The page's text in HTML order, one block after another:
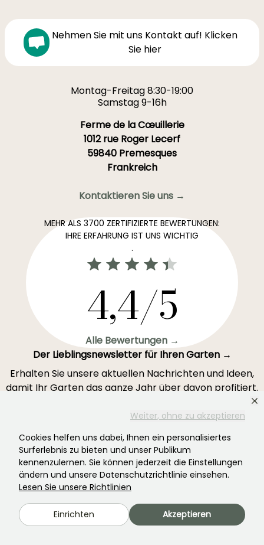
Weiter, ohne zu akzeptieren
Cookies helfen uns dabei, Ihnen ein personalisiertes
Surferlebnis zu bieten und unser Publikum
kennenzulernen. Sie können jederzeit die Einstellungen
ändern und unsere Datenschutzrichtlinie einsehen.
Lesen Sie unsere Richtlinien
Einrichten Akzeptieren
Nehmen Sie mit uns Kontakt auf! Klicken
Sie hier
Montag-Freitag 8:30-19:00
Samstag 9-16h
Ferme de la Cœuillerie
1012 rue Roger Lecerf
59840 Premesques
Frankreich
Kontaktieren Sie uns →
MEHR ALS 3700 ZERTIFIZIERTE BEWERTUNGEN:
IHRE ERFAHRUNG IST UNS WICHTIG
.
4,4/5
Alle Bewertungen →
Der Lieblingsnewsletter für Ihren Garten →
Erhalten Sie unsere aktuellen Nachrichten und Ideen,
damit Ihr Garten das ganze Jahr über davon profitiert.
Registrieren Sie sich →
Dieses Formular ist durch reCAPTCHA geschützt – es gelten die